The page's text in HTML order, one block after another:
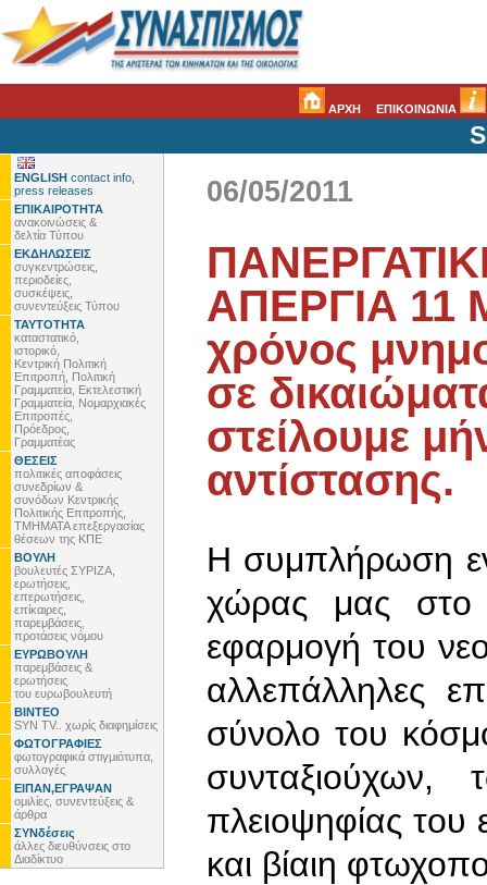
ΑΡΧΗ ΕΠΙΚΟΙΝΩΝΙΑ
ENGLISH contact info,
press releases
ΕΠΙΚΑΙΡΟΤΗΤΑ
ανακοινώσεις &
δελτία Τύπου
ΕΚΔΗΛΩΣΕΙΣ
συγκεντρώσεις,
περιοδείες,
συσκέψεις,
συνεντεύξεις Τύπου
ΤΑΥΤΟΤΗΤΑ
καταστατικό,
ιστορικό,
Κεντρική Πολιτική
Επιτροπή, Πολιτική
Γραμματεία, Εκτελεστική
Γραμματεία, Νομαρχιακές
Επιτροπές,
Πρόεδρος,
Γραμματέας
ΘΕΣΕΙΣ
πολιτικές αποφάσεις
συνεδρίων &
συνόδων Κεντρικής
Πολιτικής Επιτροπής,
ΤΜΗΜΑΤΑ επεξεργασίας
θέσεων της ΚΠΕ
ΒΟΥΛΗ
βουλευτές ΣΥΡΙΖΑ,
ερωτήσεις,
επερωτήσεις,
επίκαιρες,
παρεμβάσεις,
προτάσεις νόμου
ΕΥΡΩΒΟΥΛΗ
παρεμβάσεις &
ερωτήσεις
του ευρωβουλευτή
ΒΙΝΤΕΟ
SYN TV.. χωρίς διαφημίσεις
ΦΩΤΟΓΡΑΦΙΕΣ
φωτογραφικά στιγμιότυπα,
συλλογές
ΕΙΠΑΝ,ΕΓΡΑΨΑΝ
ομιλίες, συνεντεύξεις &
άρθρα
ΣΥΝδέσεις
άλλες διευθύνσεις στο
Διαδίκτυο
06/05/2011
ΑΠΕΡΓΙΑ 11
χρόνος
σε
στείλουμε
αντίστασης.
Η συμπλήρωση
χώρας μας στο
εφαρμογή του
αλλεπάλληλες
σύνολο του
πλειοψηφίας του
και βίαιη